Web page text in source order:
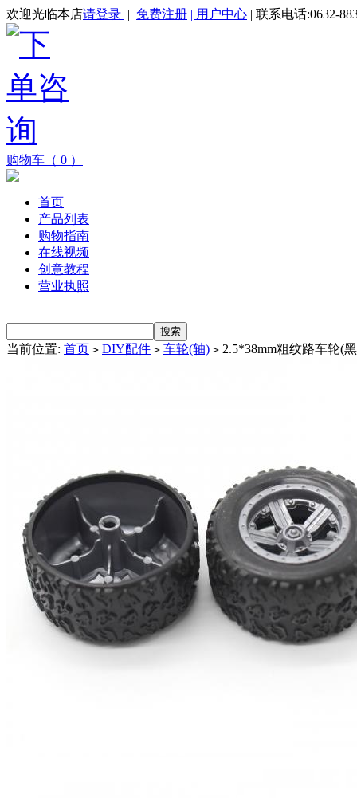
欢迎光临本店请登录 | 免费注册 | 用户中心 | 联系电话:0632-
购物车（ 0 ）
首页
产品列表
购物指南
在线视频
创意教程
营业执照
当前位置: 首页 > DIY配件 > 车轮(轴) > 2.5*38mm粗纹路车轮(